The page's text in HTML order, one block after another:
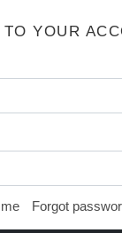
YOUR
Forgot